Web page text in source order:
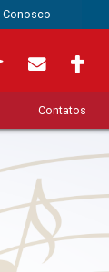
Conosco
Contatos